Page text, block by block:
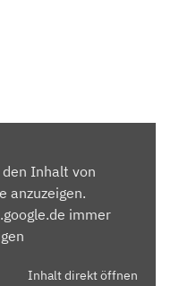
Inhalt von
anzuzeigen.
immer
Inhalt direkt öffnen